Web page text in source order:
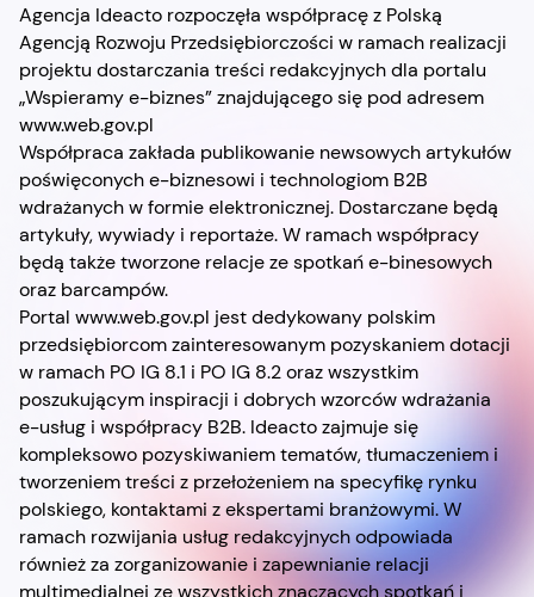
Agencja Ideacto rozpoczęła współpracę z Polską
Agencją Rozwoju Przedsiębiorczości w ramach realizacji
projektu dostarczania treści redakcyjnych dla portalu
„Wspieramy e-biznes” znajdującego się pod adresem
www.web.gov.pl
Współpraca zakłada publikowanie newsowych artykułów
poświęconych e-biznesowi i technologiom B2B
wdrażanych w formie elektronicznej. Dostarczane będą
artykuły, wywiady i reportaże. W ramach współpracy
będą także tworzone relacje ze spotkań e-binesowych
oraz barcampów.
Portal www.web.gov.pl jest dedykowany polskim
przedsiębiorcom zainteresowanym pozyskaniem dotacji
w ramach PO IG 8.1 i PO IG 8.2 oraz wszystkim
poszukującym inspiracji i dobrych wzorców wdrażania
e-usług i współpracy B2B. Ideacto zajmuje się
kompleksowo pozyskiwaniem tematów, tłumaczeniem i
tworzeniem treści z przełożeniem na specyfikę rynku
polskiego, kontaktami z ekspertami branżowymi. W
ramach rozwijania usług redakcyjnych odpowiada
również za zorganizowanie i zapewnianie relacji
multimedialnej ze wszystkich znaczących spotkań i